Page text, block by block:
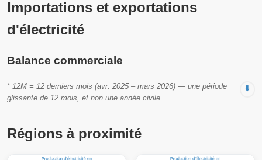
Importations et exportations
d'électricité
Balance commerciale
⬇️
* 12M = 12 derniers mois (avr. 2025 – mars 2026) — une période
glissante de 12 mois, et non une année civile.
Régions à proximité